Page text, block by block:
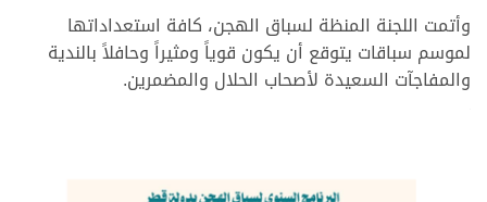
وأتمت اللجنة المنظة لسباق الهجن، كافة استعداداتها
لموسم سباقات يتوقع أن يكون قوياً ومثيراً وحافلاً بالندية
والمفاجآت السعيدة لأصحاب الحلال والمضمرين.